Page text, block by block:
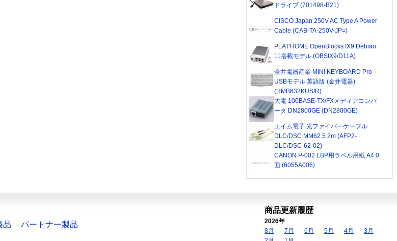
ドライブ (701498-B21)
CISCO Japan 250V AC Type A Power
Cable (CAB-TA-250V-JP=)
PLAT'HOME OpenBlocks IX9 Debian
11搭載モデル (OBSIX9/D11A)
金井電器産業 MINI KEYBOARD Pro
USBモデル 英語版 (金井電器)
(HMB632KUS/R)
大電 100BASE-TX/FXメディアコンバ
ータ DN2800GE (DN2800GE)
エイム電子 光ファイバーケーブル
DLC/DSC MM62.5 2m (AFP2-
DLC/DSC-62-02)
CANON P-002 LBP用ラベル用紙 A4 0
面 (6055A006)
品 パートナー製品
商品更新履歴
2026年
8月
7月 6月 5月 4月
3月